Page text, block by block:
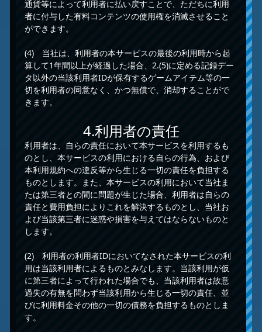
通貨等によって利用者に払い戻すことで、ただちに利用
者に付与した有料コンテンツの使用権を消滅させること
ができます。
(4) 当社は、利用者の本サービスの最後の利用時から起
算して1年間以上が経過した場合、2.(5)に定める記録デー
タ以外の当該利用者IDが保有するゲームアイテム等の一
切を利用者の同意なく、かつ無償で、消却することがで
きます。
4.利用者の責任
利用者は、自らの責任において本サービスを利用するも
のとし、本サービスの利用における自らの行為、および
本利用規約への違反等から生じる一切の責任を負担する
ものとします。また、本サービスの利用において当社ま
たは第三者との間に問題が生じた場合、利用者は自らの
責任と費用負担によりこれを解決するものとし、当社お
よび当該第三者に迷惑や損害を与えてはならないものと
します。
(2) 利用者の利用者IDにおいてなされた本サービスの利
用は当該利用者によるものとみなします。当該利用が仮
に第三者によって行われた場合でも、当該利用者は故意
過失の有無を問わず当該利用から生じる一切の責任、並
びに利用料金その他の一切の債務を負担するものとしま
す。